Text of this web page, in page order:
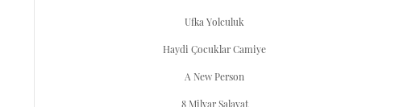
Ufka Yolculuk
Haydi Çocuklar Camiye
A New Person
8 Milyar Salavat